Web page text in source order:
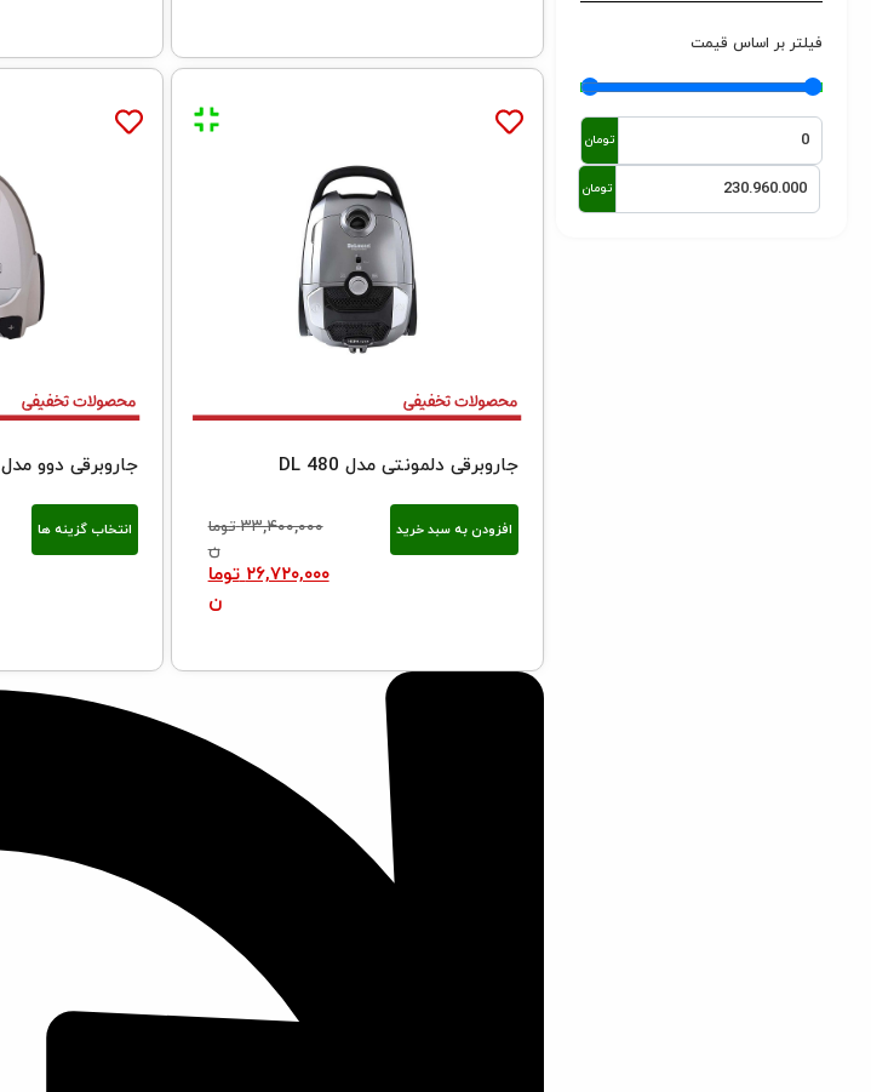
فیلتر بر اساس قیمت
تومان
تومان
جاروبرقی دلمونتی مدل DL 480
افزودن به سبد خرید ۳۳,۴۰۰,۰۰۰ توما
ن
۲۶,۷۲۰,۰۰۰ توما
ن
جاروبرقی دوو مدل DVC-S221
انتخاب گزینه ها